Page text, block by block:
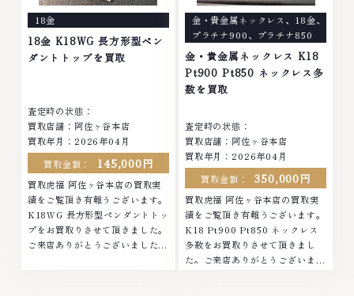
ー、動かなくなってしまった腕時
計、多くのお品物の高価買取りを
実現しており、他店ではお値段の
付かなかったお品物でも、一点一
～19:00定休日: 年中無休
ってしまった腕時計、多くのお品
物の高価買取りを実現しており、
他店ではお値段の付かなかったお
品物でも、一点一点丁寧に無料で
査定します。お気軽にご連絡くだ
さい。TEL: 0120-959-764営
業時間: 10:00～19:00定休日: 年
18金
18金 K18WG 長方形型ペン
ダントトップを買取
査定時の状態：
買取店舗：阿佐ヶ谷本店
買取年月：2026年04月
買取金額：
145,000円
買取虎福 阿佐ヶ谷本店の買取実
績をご覧頂き有難うございます。
K18WG 長方形型ペンダントトッ
プをお買取りさせて頂きました。
ご来店ありがとうございました。
金・貴金属ネックレス 、 18金、
プラチナ900、 プラチナ850
金・貴金属ネックレス K18
Pt900 Pt850 ネックレス多
数を買取
査定時の状態：
買取店舗：阿佐ヶ谷本店
買取年月：2026年04月
買取金額：
350,000円
買取虎福 阿佐ヶ谷本店の買取実
績をご覧頂き有難うございます。
K18 Pt900 Pt850 ネックレス
多数をお買取りさせて頂きまし
た。ご来店ありがとうございまし